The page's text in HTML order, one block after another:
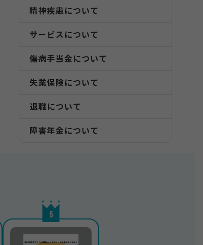
精神疾患について
サービスについて
傷病手当金について
失業保険について
退職について
障害年金について